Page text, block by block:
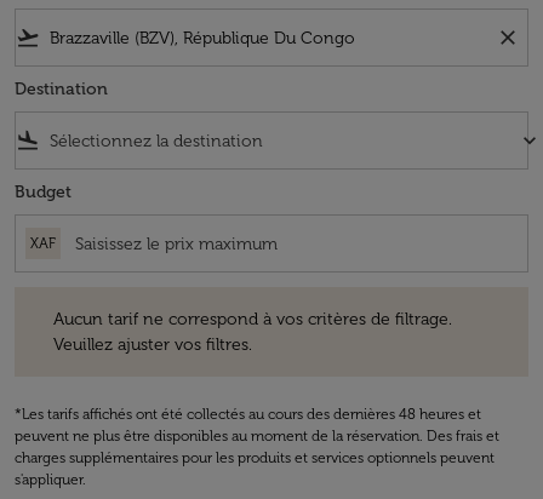
flight_takeoff close
Destination
flight_land keyboard_arrow_down
Budget
XAF
Aucun tarif ne correspond à vos critères de filtrage.
Veuillez ajuster vos filtres.
*Les tarifs affichés ont été collectés au cours des dernières 48 heures et
peuvent ne plus être disponibles au moment de la réservation. Des frais et
charges supplémentaires pour les produits et services optionnels peuvent
s'appliquer.